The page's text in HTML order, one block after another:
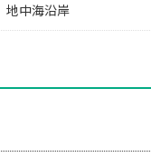
地中海沿岸